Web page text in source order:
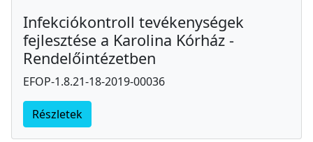
Infekciókontroll tevékenységek
fejlesztése a Karolina Kórház -
Rendelőintézetben
EFOP-1.8.21-18-2019-00036
Részletek